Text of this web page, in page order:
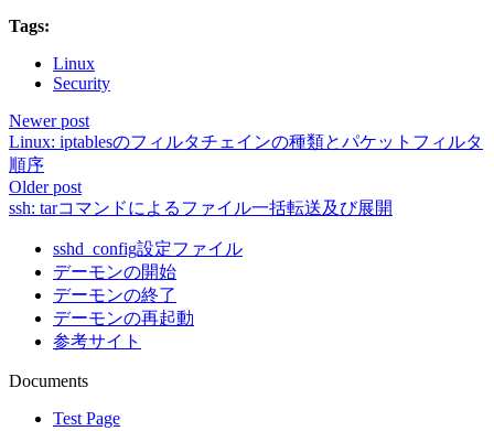
Tags:
Linux
Security
Newer post
Linux: iptablesのフィルタチェインの種類とパケットフィルタ
順序
Older post
ssh: tarコマンドによるファイル一括転送及び展開
sshd_config設定ファイル
デーモンの開始
デーモンの終了
デーモンの再起動
参考サイト
Documents
Test Page